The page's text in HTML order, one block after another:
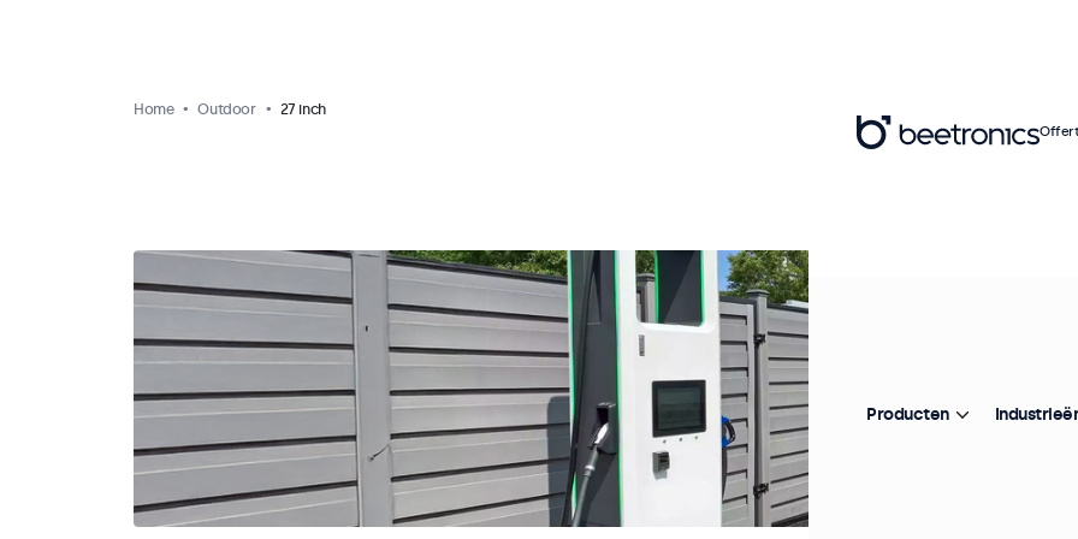
Home Outdoor 27 inch
Producten